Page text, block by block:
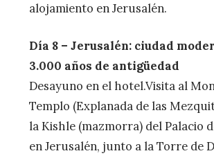
alojamiento en Jerusalén.
Día 8 – Jerusalén: ciudad
3.000 años de antigüedad
Desayuno en el hotel.Visita al
Templo (Explanada de las
la Kishle (mazmorra) del Palacio
en Jerusalén, junto a la Torre de